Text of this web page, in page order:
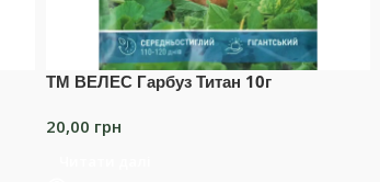
ТМ ВЕЛЕС Гарбуз Титан 10г
20,00 грн